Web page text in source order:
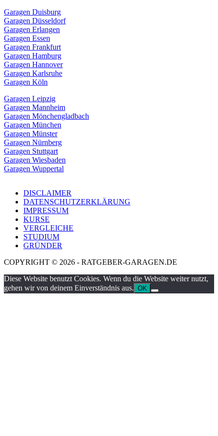
Garagen Duisburg
Garagen Düsseldorf
Garagen Erlangen
Garagen Essen
Garagen Frankfurt
Garagen Hamburg
Garagen Hannover
Garagen Karlsruhe
Garagen Köln
Garagen Leipzig
Garagen Mannheim
Garagen Mönchengladbach
Garagen München
Garagen Münster
Garagen Nürnberg
Garagen Stuttgart
Garagen Wiesbaden
Garagen Wuppertal
DISCLAIMER
DATENSCHUTZERKLÄRUNG
IMPRESSUM
KURSE
VERGLEICHE
STUDIUM
GRÜNDER
COPYRIGHT © 2026 - RATGEBER-GARAGEN.DE
Diese Website benutzt Cookies. Wenn du die Website weiter nutzt,
gehen wir von deinem Einverständnis aus. OK